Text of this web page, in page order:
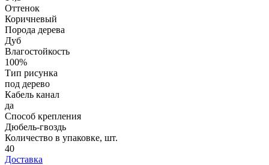
Оттенок
Коричневый
Порода дерева
Дуб
Влагостойкость
100%
Тип рисунка
под дерево
Кабель канал
да
Способ крепления
Дюбель-гвоздь
Количество в упаковке, шт.
40
Доставка